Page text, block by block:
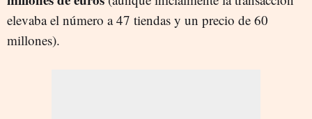
elevaba el número a 47 tiendas y un precio de 60
millones).